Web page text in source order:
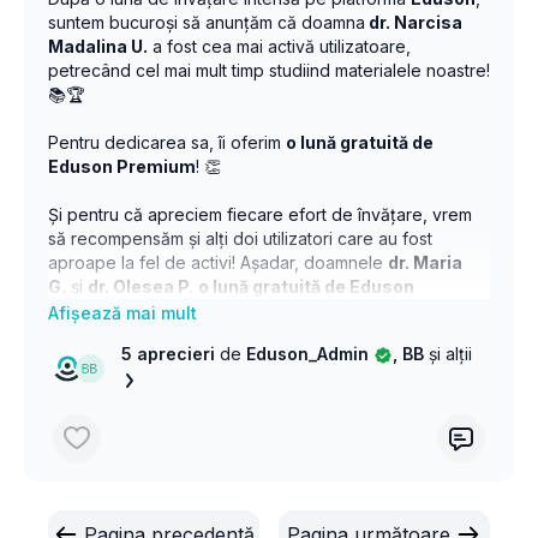
suntem bucuroși să anunțăm că doamna dr. Narcisa
Madalina U. a fost cea mai activă utilizatoare,
petrecând cel mai mult timp studiind materialele noastre!
📚🏆
Pentru dedicarea sa, îi oferim o lună gratuită de
Eduson Premium! 👏
Și pentru că apreciem fiecare efort de învățare, vrem
să recompensăm și alți doi utilizatori care au fost
aproape la fel de activi! Așadar, doamnele dr. Maria
G. și dr. Olesea P o lună gratuită de Eduson
Premium ! 🎁🎓
☘️Felicitări tuturor și spor la învățat! 💡🚀 Concursul
nostru continuă și în luna martie 🤞☘️!
💐🌟Cu aceasta ocazie urăm tuturor doamnelor și
domnișoarelor doctor o primavară frumoasă din partea
#Eduson #EducațieFărăLimite #Câștigători
5 aprecieride Eduson_Admin , BB și alții